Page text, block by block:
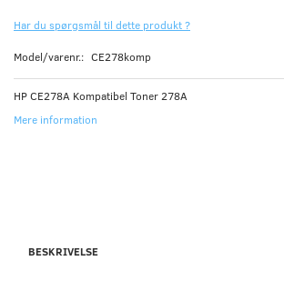
Har du spørgsmål til dette produkt ?
Model/varenr.: CE278komp
HP CE278A Kompatibel Toner 278A
Mere information
BESKRIVELSE